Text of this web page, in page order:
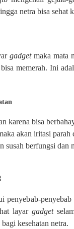
netra bisa sehat
gadgetmaka mata
memerah. Ini
karena bisa
akan iritasi
susah berfungsi dan
penyebab-
layar gadget
kesehatan netra.